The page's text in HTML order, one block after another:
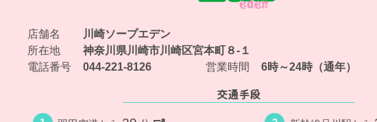
店舗名
川崎ソープエデン
所在地
神奈川県川崎市川崎区宮本町８-１
電話番号
044-221-8126 営業時間 6時～24時（通年）
交通手段